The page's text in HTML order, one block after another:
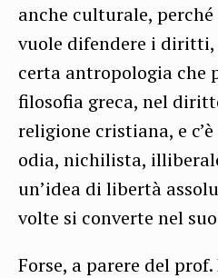
anche culturale, perché
vuole difendere i
certa antropologia che
filosofia greca, nel
religione cristiana, e
odia, nichilista,
un’idea di libertà
volte si converte nel
Forse, a parere del